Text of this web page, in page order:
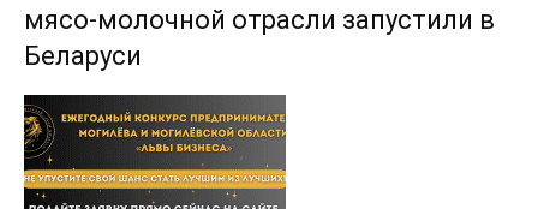
мясо-молочной отрасли запустили в
Беларуси